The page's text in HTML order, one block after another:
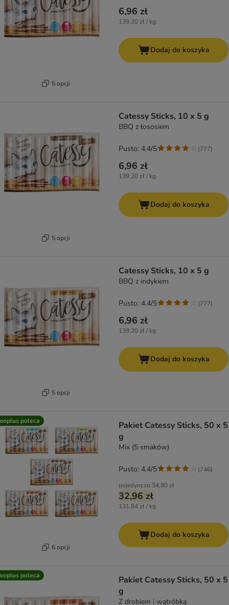
5 opcji
6,96 zł
139,20 zł / kg
Dodaj do koszyka
5 opcji
Catessy Sticks, 10 x 5 g
BBQ z łososiem
6,96 zł
139,20 zł / kg
Pusto: 4.4/5 (777)
Dodaj do koszyka
5 opcji
Catessy Sticks, 10 x 5 g
BBQ z indykiem
6,96 zł
139,20 zł / kg
Pusto: 4.4/5 (777)
Dodaj do koszyka
poleca
6 opcji
Pakiet Catessy Sticks, 50 x 5
g
Mix (5 smaków)
pojedynczo 34,80 zł
32,96 zł
131,84 zł / kg
Pusto: 4.4/5 (746)
Dodaj do koszyka
poleca
Pakiet Catessy Sticks, 50 x 5
g
Z drobiem i wątróbką